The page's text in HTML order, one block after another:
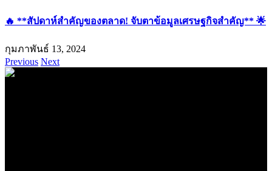
🔥 **สัปดาห์สำคัญของตลาด! จับตาข้อมูลเศรษฐกิจสำคัญ** 🌟
กุมภาพันธ์ 13, 2024
Previous Next